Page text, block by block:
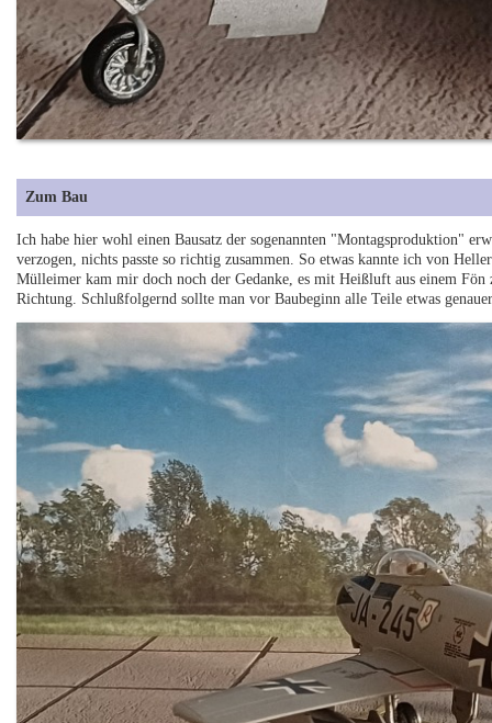
Zum Bau
Ich habe hier wohl einen Bausatz der sogenannten "Montagsproduktion"
verzogen, nichts passte so richtig zusammen. So etwas kannte ich von
Mülleimer kam mir doch noch der Gedanke, es mit Heißluft aus einem
Richtung. Schlußfolgernd sollte man vor Baubeginn alle Teile etwas